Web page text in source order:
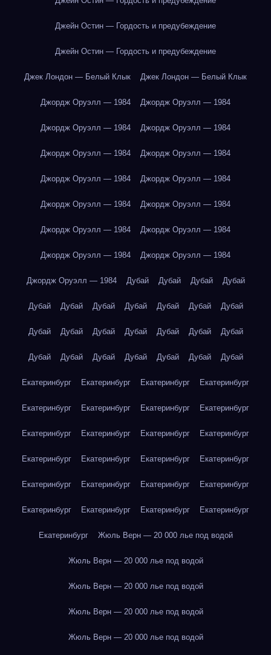
Джейн Остин — Гордость и предубеждение
Джейн Остин — Гордость и предубеждение
Джек Лондон — Белый Клык Джек Лондон — Белый Клык
Джордж Оруэлл — 1984 Джордж Оруэлл — 1984
Джордж Оруэлл — 1984 Джордж Оруэлл — 1984
Джордж Оруэлл — 1984 Джордж Оруэлл — 1984
Джордж Оруэлл — 1984 Джордж Оруэлл — 1984
Джордж Оруэлл — 1984 Джордж Оруэлл — 1984
Джордж Оруэлл — 1984 Джордж Оруэлл — 1984
Джордж Оруэлл — 1984 Джордж Оруэлл — 1984
Джордж Оруэлл — 1984 Дубай Дубай Дубай Дубай
Дубай Дубай Дубай Дубай Дубай Дубай Дубай
Дубай Дубай Дубай Дубай Дубай Дубай Дубай
Дубай Дубай Дубай Дубай Дубай Дубай Дубай
Екатеринбург Екатеринбург Екатеринбург Екатеринбург
Екатеринбург Екатеринбург Екатеринбург Екатеринбург
Екатеринбург Екатеринбург Екатеринбург Екатеринбург
Екатеринбург Екатеринбург Екатеринбург Екатеринбург
Екатеринбург Екатеринбург Екатеринбург Екатеринбург
Екатеринбург Екатеринбург Екатеринбург Екатеринбург
Екатеринбург Жюль Верн — 20 000 лье под водой
Жюль Верн — 20 000 лье под водой
Жюль Верн — 20 000 лье под водой
Жюль Верн — 20 000 лье под водой
Жюль Верн — 20 000 лье под водой